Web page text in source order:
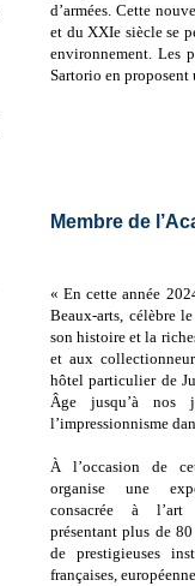
d’armées. Cette
et du XXIe siècle se
environnement. Les
Sartorio en
Membre de
« En cette année
Beaux-arts, célèbre
son histoire et la
et aux
hôtel particulier de
Âge jusqu’à nos
l’impressionnisme
À l’occasion de
organise une
consacrée à
présentant plus de
de prestigieuses
françaises,